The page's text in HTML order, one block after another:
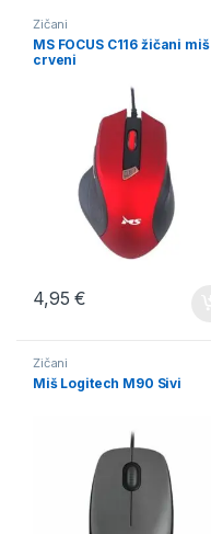
Žičani
MS FOCUS C116 žičani miš
crveni
4,95€
Žičani
Miš Logitech M90 Sivi